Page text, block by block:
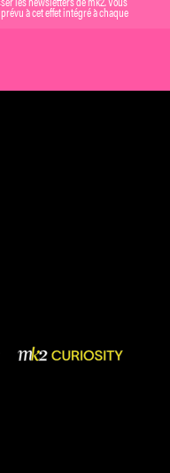
à cet effet intégré à chaque